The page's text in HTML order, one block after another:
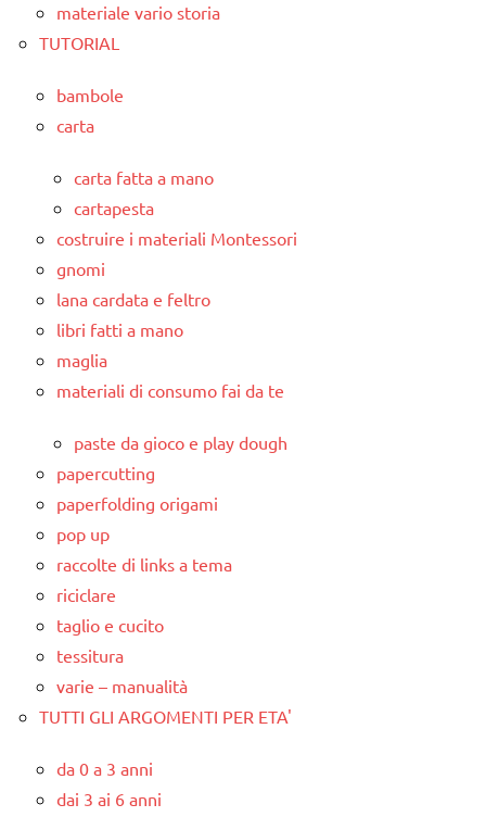
materiale vario storia
TUTORIAL
bambole
carta
carta fatta a mano
cartapesta
costruire i materiali Montessori
gnomi
lana cardata e feltro
libri fatti a mano
maglia
materiali di consumo fai da te
paste da gioco e play dough
papercutting
paperfolding origami
pop up
raccolte di links a tema
riciclare
taglio e cucito
tessitura
varie – manualità
TUTTI GLI ARGOMENTI PER ETA'
da 0 a 3 anni
dai 3 ai 6 anni